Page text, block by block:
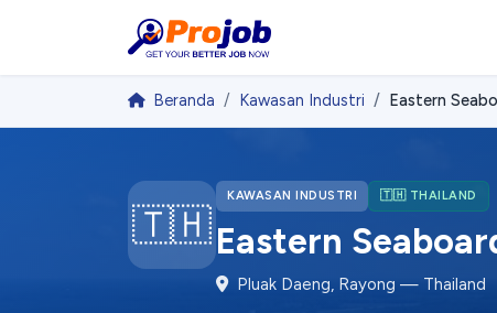
Beranda Kawasan Industri Eastern
🇹🇭
KAWASAN INDUSTRI 🇹🇭 THAILAND
Eastern
Pluak Daeng, Rayong — Thailand